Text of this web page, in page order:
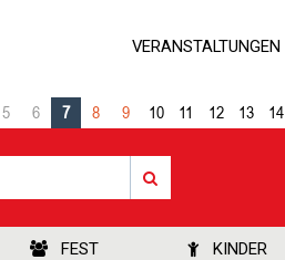
VERANSTALTUNGEN
5 6 7 8 9 10 11 12 13 14
FEST KINDER